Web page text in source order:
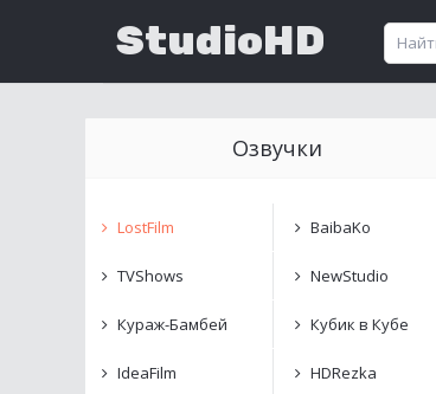
StudioHD
Озвучки
LostFilm BaibaKo
TVShows NewStudio
Кураж-Бамбей Кубик в Кубе
IdeaFilm HDRezka